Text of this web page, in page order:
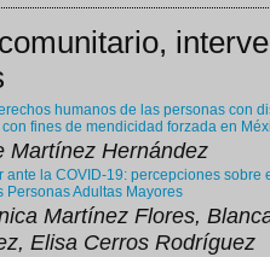
humanos de las personas con
fines de mendicidad forzada en
Martínez Hernández
ante la COVID-19: percepciones sobre
Personas Adultas Mayores
Martínez Flores,
Elisa Cerros Rodríguez